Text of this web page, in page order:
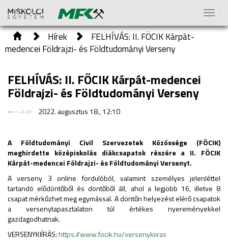
Toggle
Hírek
FELHÍVÁS: II. FÖCIK Kárpát-
medencei Földrajzi- és Földtudományi Verseny
FELHÍVÁS: II. FÖCIK Kárpát-medencei
Földrajzi- és Földtudományi Verseny
2022. augusztus 18., 12:10
A Földtudományi Civil Szervezetek Közössége (FÖCIK)
meghirdette középiskolás diákcsapatok részére a II. FÖCIK
Kárpát-medencei Földrajzi- és Földtudományi Versenyt.
A verseny 3 online fordulóból, valamint személyes jelenléttel
tartandó elődöntőből és döntőből áll, ahol a legjobb 16, illetve 8
csapat mérkőzhet meg egymással. A döntőn helyezést elérő csapatok
a versenytapasztalaton túl értékes nyereményekkel
gazdagodhatnak.
VERSENYKIÍRÁS:https://www.focik.hu/versenykiiras